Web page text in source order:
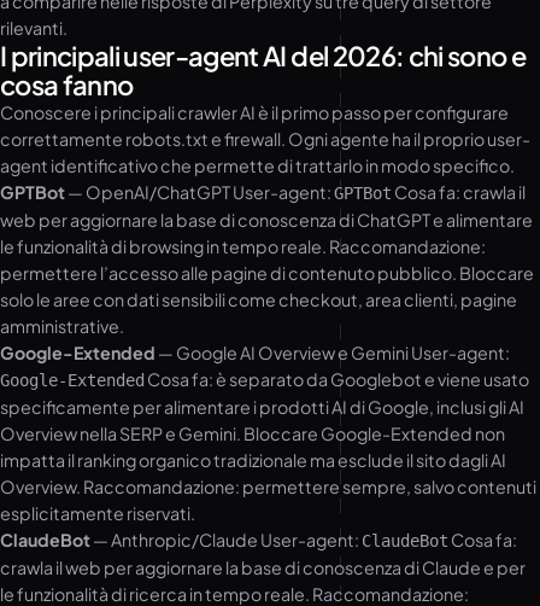
rilevanti.
I principali user-agent AI del 2026: chi sono e
cosa fanno
Conoscere i principali crawler AI è il primo passo per configurare
correttamente robots.txt e firewall. Ogni agente ha il proprio user-
agent identificativo che permette di trattarlo in modo specifico.
GPTBot— OpenAI/ChatGPT User-agent:GPTBot Cosa fa: crawla il
web per aggiornare la base di conoscenza di ChatGPT e alimentare
le funzionalità di browsing in tempo reale. Raccomandazione:
permettere l’accesso alle pagine di contenuto pubblico. Bloccare
solo le aree con dati sensibili come checkout, area clienti, pagine
amministrative.
Google-Extended — Google AI Overview e Gemini User-agent:
Google-Extended Cosa fa: è separato da Googlebot e viene usato
specificamente per alimentare i prodotti AI di Google, inclusi gli AI
Overview nella SERP e Gemini. Bloccare Google-Extended non
impatta il ranking organico tradizionale ma esclude il sito dagli AI
Overview. Raccomandazione: permettere sempre, salvo contenuti
esplicitamente riservati.
ClaudeBot— Anthropic/Claude User-agent: ClaudeBot Cosa fa:
crawla il web per aggiornare la base di conoscenza di Claude e per
le funzionalità di ricerca in tempo reale. Raccomandazione: